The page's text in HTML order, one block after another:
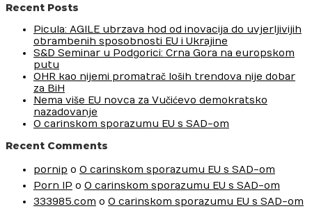
Recent Posts
Picula: AGILE ubrzava hod od inovacija do uvjerljivijih
obrambenih sposobnosti EU i Ukrajine
S&D Seminar u Podgorici: Crna Gora na europskom
putu
OHR kao nijemi promatrač loših trendova nije dobar
za BiH
Nema više EU novca za Vučićevo demokratsko
nazadovanje
O carinskom sporazumu EU s SAD-om
Recent Comments
pornip o O carinskom sporazumu EU s SAD-om
Porn IP o O carinskom sporazumu EU s SAD-om
333985.com o O carinskom sporazumu EU s SAD-om